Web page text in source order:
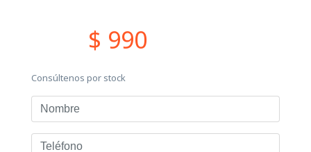
$ 990
Consúltenos por stock
Nombre
Teléfono